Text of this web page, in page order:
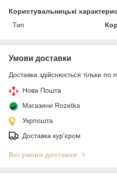
Користувальницькі
Тип
Умови доставки
Доставка здійснюється тільки по
Нова Пошта
Магазини Rozetka
Укрпошта
Доставка кур'єром
Всі умови доставки